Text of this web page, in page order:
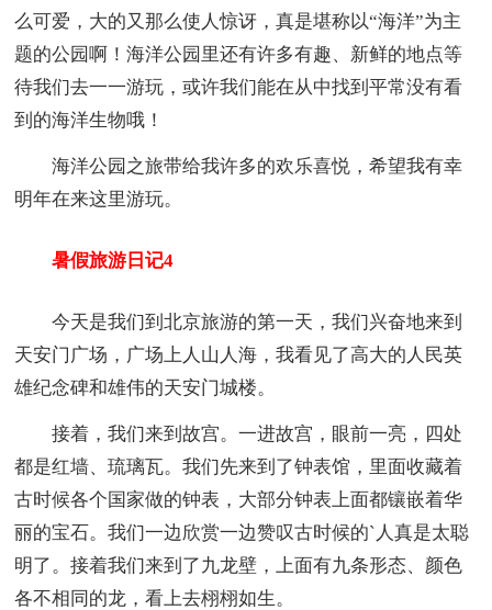
么可爱，大的又那么使人惊讶，真是堪称以“海洋”为主
题的公园啊！海洋公园里还有许多有趣、新鲜的地点等
待我们去一一游玩，或许我们能在从中找到平常没有看
到的海洋生物哦！
海洋公园之旅带给我许多的欢乐喜悦，希望我有幸
明年在来这里游玩。
暑假旅游日记4
今天是我们到北京旅游的第一天，我们兴奋地来到
天安门广场，广场上人山人海，我看见了高大的人民英
雄纪念碑和雄伟的天安门城楼。
接着，我们来到故宫。一进故宫，眼前一亮，四处
都是红墙、琉璃瓦。我们先来到了钟表馆，里面收藏着
古时候各个国家做的钟表，大部分钟表上面都镶嵌着华
丽的宝石。我们一边欣赏一边赞叹古时候的`人真是太聪
明了。接着我们来到了九龙壁，上面有九条形态、颜色
各不相同的龙，看上去栩栩如生。